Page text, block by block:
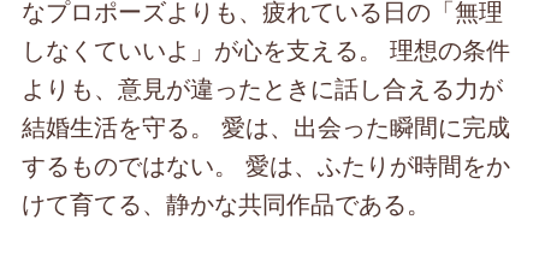
なプロポーズよりも、疲れている日の「無理
しなくていいよ」が心を支える。 理想の条件
よりも、意見が違ったときに話し合える力が
結婚生活を守る。 愛は、出会った瞬間に完成
するものではない。 愛は、ふたりが時間をか
けて育てる、静かな共同作品である。